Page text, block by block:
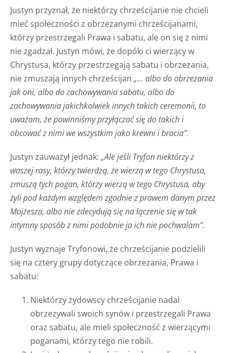
Justyn przyznał, że niektórzy chrześcijanie nie chcieli
mieć społeczności z obrzezanymi chrześcijanami,
którzy przestrzegali Prawa i sabatu, ale on się z nimi
nie zgadzał. Justyn mówi, że dopóki ci wierzący w
Chrystusa, którzy przestrzegają sabatu i obrzezania,
nie zmuszają innych chrześcijan „… albo do obrzezania
jak oni, albo do zachowywania sabatu, albo do
zachowywania jakichkolwiek innych takich ceremonii, to
uważam, że powinniśmy przyłączać się do takich i
obcować z nimi we wszystkim jako krewni i bracia”.
Justyn zauważył jednak: „Ale jeśli Tryfon niektórzy z
waszej rasy, którzy twierdzą, że wierzą w tego Chrystusa,
zmuszą tych pogan, którzy wierzą w tego Chrystusa, aby
żyli pod każdym względem zgodnie z prawem danym przez
Mojżesza, albo nie zdecydują się na łączenie się w tak
intymny sposób z nimi podobnie ja ich nie pochwalam”.
Justyn wyznaje Tryfonowi, że chrześcijanie podzielili
się na cztery grupy dotyczące obrzezania, Prawa i
sabatu:
Niektórzy żydowscy chrześcijanie nadal
obrzezywali swoich synów i przestrzegali Prawa
oraz sabatu, ale mieli społeczność z wierzącymi
poganami, którzy tego nie robili.